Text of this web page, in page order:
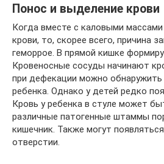
Понос и выделение крови
Когда вместе с каловыми
крови, то, скорее всего, причина
геморрое. В прямой кишке
Кровеносные сосуды начинают
при дефекации можно обнаружить
ребенка. Однако у детей редко
Кровь у ребенка в стуле может
различные патогенные штаммы
кишечник. Также могут
отверстии.